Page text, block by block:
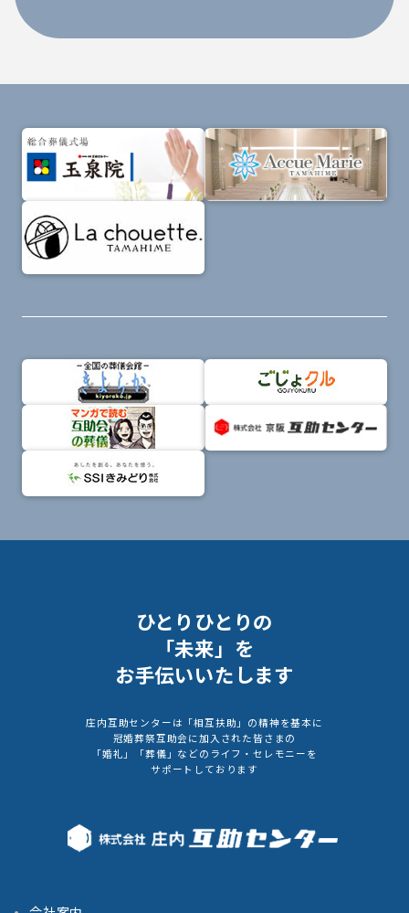
ひとりひとりの
「未来」を
お手伝いいたします
庄内互助センターは「相互扶助」の精神を基本に
冠婚葬祭互助会に加入された皆さまの
「婚礼」「葬儀」などのライフ・セレモニーを
サポートしております